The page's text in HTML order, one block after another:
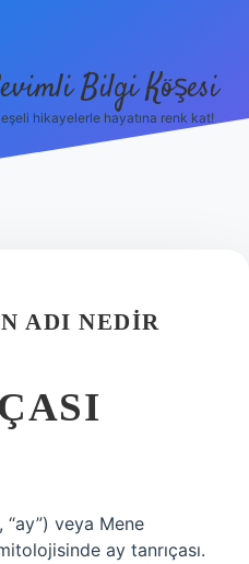
Bilgi Köşesi
hikayelerle hayatına renk kat!
ADI NEDIR
“ay”) veya Mene
ay tanrıçası.